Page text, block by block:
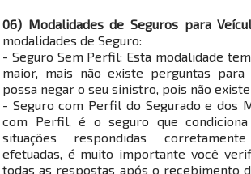
06) Modalidades de Seguros para
modalidades de Seguro:
- Seguro Sem Perfil: Esta modalidade
maior, mais não existe perguntas para
possa negar o seu sinistro, pois não
- Seguro com Perfil do Segurado e dos
com Perfil, é o seguro que condiciona
situações respondidas
efetuadas, é muito importante você
todas as respostas após o recebimento